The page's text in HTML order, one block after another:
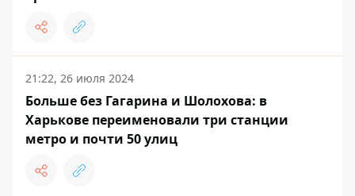
21:22, 26 июля 2024
Больше без Гагарина и Шолохова: в
Харькове переименовали три станции
метро и почти 50 улиц